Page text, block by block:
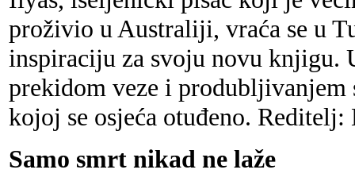
proživio u Australiji, vraća se u
inspiraciju za svoju novu knjigu.
prekidom veze i
kojoj se osjeća otuđeno. Reditelj:
Samo smrt nikad ne laže